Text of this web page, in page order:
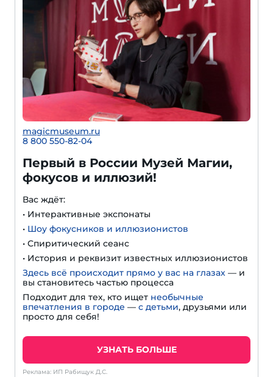
magicmuseum.ru
8 800 550-82-04
Первый в России Музей Магии,
фокусов и иллюзий!
Вас ждёт:
• Интерактивные экспонаты
• Шоу фокусников и иллюзионистов
• Спиритический сеанс
• История и реквизит известных иллюзионистов
Здесь всё происходит прямо у вас на глазах — и
вы становитесь частью процесса
Подходит для тех, кто ищет необычные
впечатления в городе — с детьми, друзьями или
просто для себя!
УЗНАТЬ БОЛЬШЕ
Реклама: ИП Рабищук Д.С.